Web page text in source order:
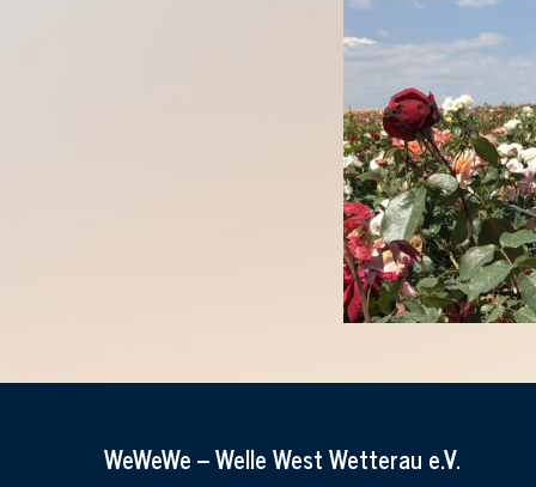
WeWeWe – Welle West Wetterau e.V.